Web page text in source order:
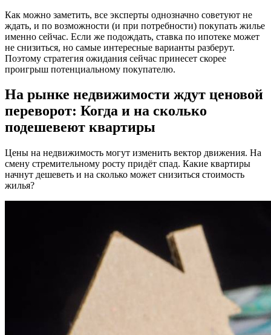
Как можно заметить, все эксперты однозначно советуют не
ждать, и по возможности (и при потребности) покупать жилье
именно сейчас. Если же подождать, ставка по ипотеке может
не снизиться, но самые интересные варианты разберут.
Поэтому стратегия ожидания сейчас принесет скорее
проигрыш потенциальному покупателю.
На рынке недвижимости ждут ценовой
переворот: Когда и на сколько
подешевеют квартиры
Цены на недвижимость могут изменить вектор движения. На
смену стремительному росту придёт спад. Какие квартиры
начнут дешеветь и на сколько может снизиться стоимость
жилья?